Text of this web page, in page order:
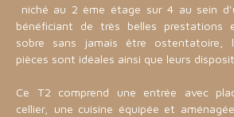
niché au 2 ème étage sur 4 au sein
bénéficiant de très belles prestations
sobre sans jamais être ostentatoire,
pièces sont idéales ainsi que leurs
Ce T2 comprend une entrée avec
cellier, une cuisine équipée et